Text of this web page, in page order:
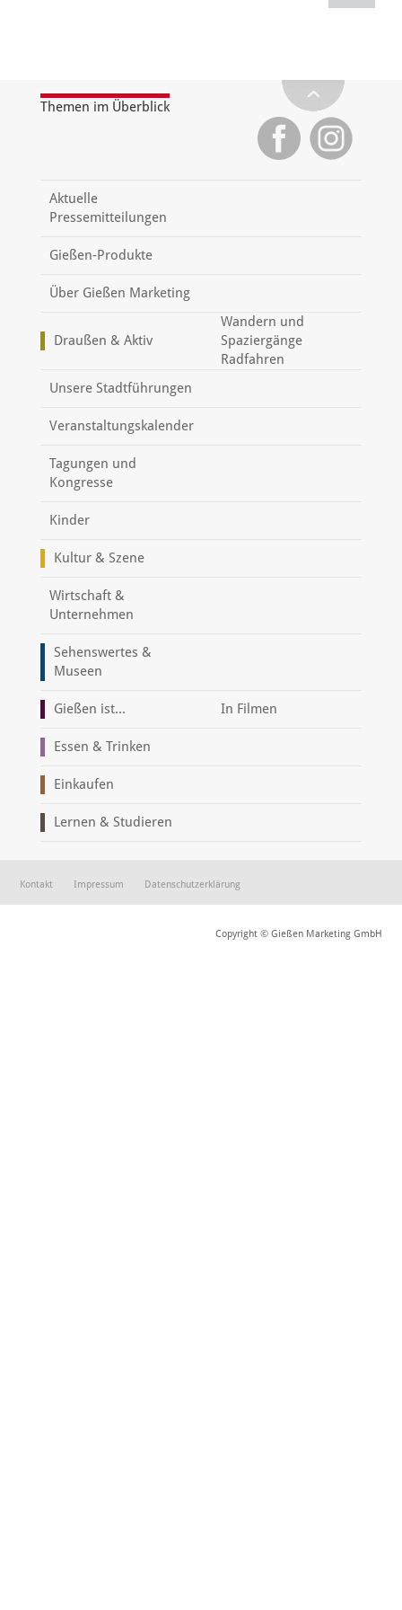
Themen im Überblick
Aktuelle
Pressemitteilungen
Gießen-Produkte
Über Gießen Marketing
Draußen & Aktiv
Wandern und
Spaziergänge
Radfahren
Unsere Stadtführungen
Veranstaltungskalender
Tagungen und
Kongresse
Kinder
Kultur & Szene
Wirtschaft &
Unternehmen
Sehenswertes &
Museen
Gießen ist... In Filmen
Essen & Trinken
Einkaufen
Lernen & Studieren
Kontakt Impressum Datenschutzerklärung
Copyright © Gießen Marketing GmbH